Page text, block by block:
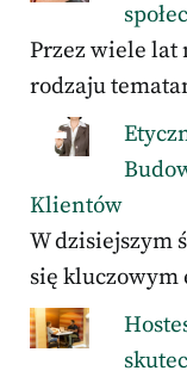
Przez wiele lat
rodzaju
Klientów
W dzisiejszym
się